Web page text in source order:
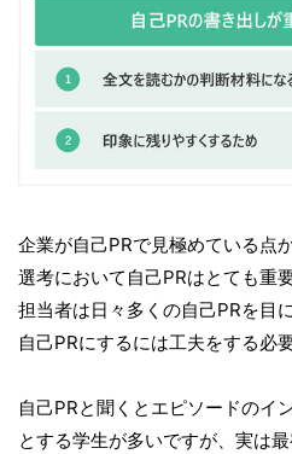
企業が自己PRで見極めている点
選考において自己PRはとても重
担当者は日々多くの自己PRを目
自己PRにするには工夫をする必
自己PRと聞くとエピソードのイ
とする学生が多いですが、実は